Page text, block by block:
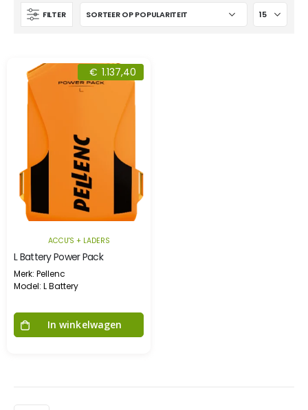
FILTER
€ 1.137,40
ACCU'S + LADERS
L Battery Power Pack
Merk: Pellenc
Model: L Battery
In winkelwagen